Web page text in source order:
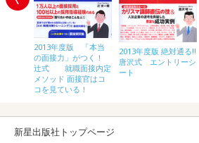
2013年度版 「本当
の面接力」がつく！
辻式 就職面接内定
メソッド 面接官はコ
コを見ている！
2013年度版 絶対通る!!
唐沢式 エントリーシ
ート
新星出版社トップページ